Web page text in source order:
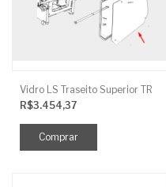
Vidro LS Traseito Superior TR
R$3.454,37